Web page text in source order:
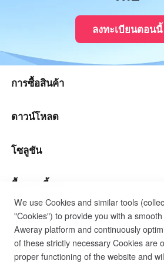
ลงทะเบียนตอนนี้
การซื้อสินค้า
ความน่ากลัวสุดๆ
ความน่ากลัวอย่างน่ากลัว
นรกสุดเจ๋ง
ฮาร์ดแวร์สมาร์ท
ดาวน์โหลด
ความน่ากลัวของลูกค้า
ความน่ากลัวของลูกค้า
นรกน่ากลัวลูกค้า
โซลูชัน
การดำเนินงานและการสนับสนุน
การทำงานระยะไกล
การสนับสนุนทางเทคนิค
ซื้อตอนนี้เลย
แผนการส่วนตัวสุดเจ๋ง
แผนธุรกิจสุดเจ๋ง
สนับสนุนการสนับสนุน
ติดต่อฝ่ายบริการลูกค้า
บริษัทบริษัท
We use Cookies and similar tools
"Cookies") to provide you with a
Aweray platform and continuously
of these strictly necessary Cookies are
proper functioning of the website and